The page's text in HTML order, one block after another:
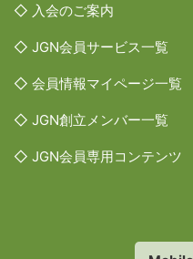
◇ 入会のご案内
◇ JGN会員サービス一覧
◇ 会員情報マイページ一覧
◇ JGN創立メンバー一覧
◇ JGN会員専用コンテンツ